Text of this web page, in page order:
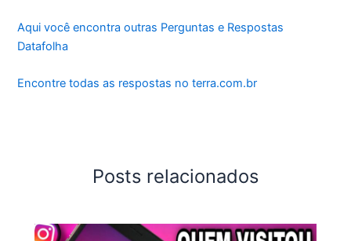
Aqui você encontra outras Perguntas e Respostas
Datafolha
Encontre todas as respostas no terra.com.br
Posts relacionados